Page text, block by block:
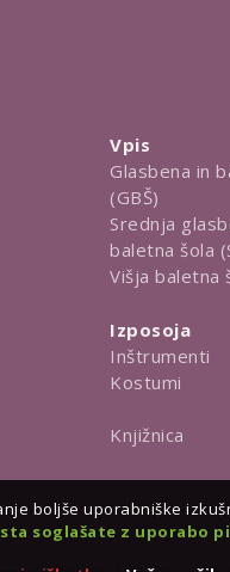
Vpis
Glasbena in
(GBŠ)
Srednja
baletna šola
Višja baletna
Izposoja
Inštrumenti
Kostumi
Knjižnica
boljše uporabniške
soglašate z uporabo